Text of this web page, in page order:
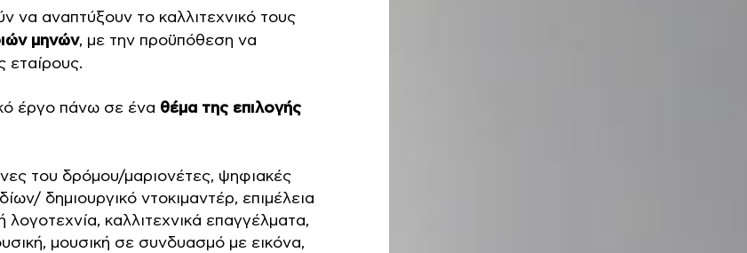
να αναπτύξουν το καλλιτεχνικό τους
μηνών, με την προϋπόθεση να
εταίρους.
έργο πάνω σε ένα θέμα της επιλογής
του δρόμου/μαριονέτες, ψηφιακές
δημιουργικό ντοκιμαντέρ, επιμέλεια
καλλιτεχνικά επαγγέλματα,
μουσική σε συνδυασμό με εικόνα,